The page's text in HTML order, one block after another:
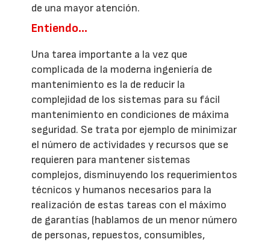
de una mayor atención.
Entiendo…
Una tarea importante a la vez que
complicada de la moderna ingeniería de
mantenimiento es la de reducir la
complejidad de los sistemas para su fácil
mantenimiento en condiciones de máxima
seguridad. Se trata por ejemplo de minimizar
el número de actividades y recursos que se
requieren para mantener sistemas
complejos, disminuyendo los requerimientos
técnicos y humanos necesarios para la
realización de estas tareas con el máximo
de garantías (hablamos de un menor número
de personas, repuestos, consumibles,